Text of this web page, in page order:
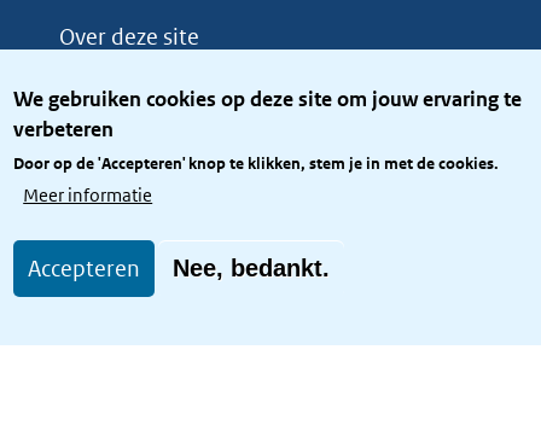
We gebruiken cookies op deze site om jouw ervaring te
verbeteren
Door op de 'Accepteren' knop te klikken, stem je in met de cookies.
Meer informatie
Accepteren Nee, bedankt.
Over deze site
Privacy
Toegang site openbaar
Toegankelijkheid